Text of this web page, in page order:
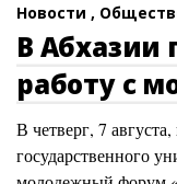
Новости ,
В Абхазии
работу с
В четверг, 7
государственного